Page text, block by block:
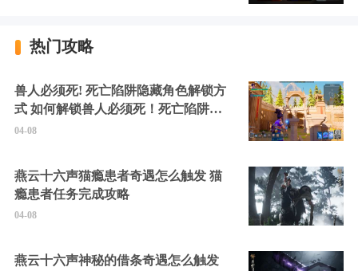
热门攻略
兽人必须死! 死亡陷阱隐藏角色解锁方
式 如何解锁兽人必须死！死亡陷阱中
的隐藏角色
04-08
燕云十六声猫瘾患者奇遇怎么触发 猫
瘾患者任务完成攻略
04-08
燕云十六声神秘的借条奇遇怎么触发